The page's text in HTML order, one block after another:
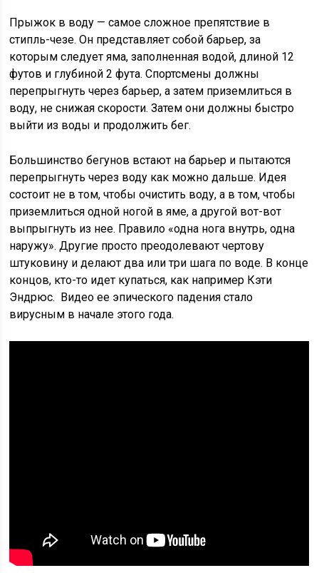
Прыжок в воду — самое сложное препятствие в
стипль-чезе. Он представляет собой барьер, за
которым следует яма, заполненная водой, длиной 12
футов и глубиной 2 фута. Спортсмены должны
перепрыгнуть через барьер, а затем приземлиться в
воду, не снижая скорости. Затем они должны быстро
выйти из воды и продолжить бег.
Большинство бегунов встают на барьер и пытаются
перепрыгнуть через воду как можно дальше. Идея
состоит не в том, чтобы очистить воду, а в том, чтобы
приземлиться одной ногой в яме, а другой вот-вот
выпрыгнуть из нее. Правило «одна нога внутрь, одна
наружу». Другие просто преодолевают чертову
штуковину и делают два или три шага по воде. В конце
концов, кто-то идет купаться, как например Кэти
Эндрюс. Видео ее эпического падения стало
вирусным в начале этого года.